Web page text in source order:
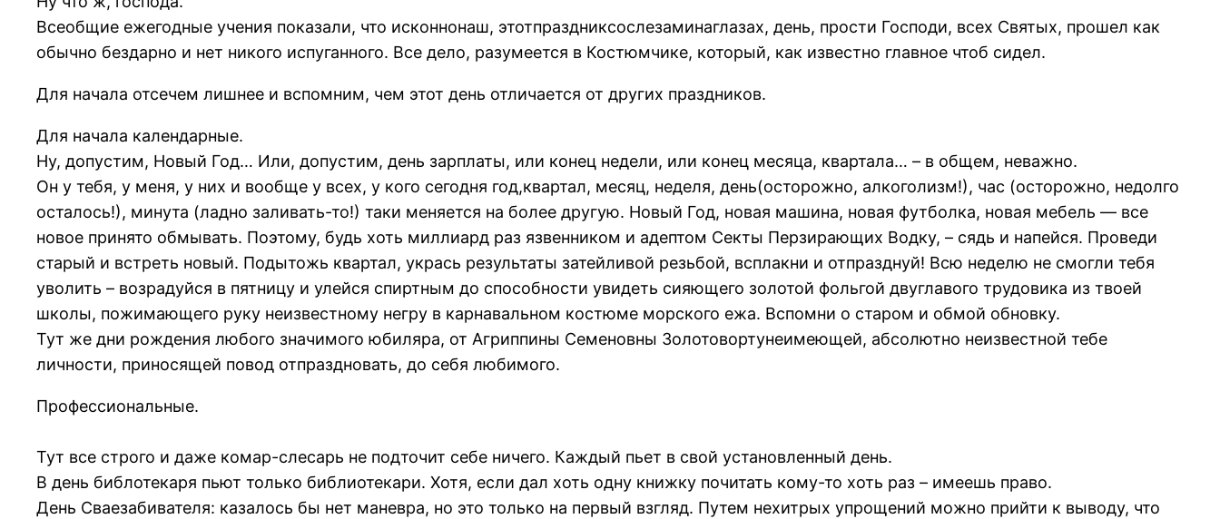
Всеобщие ежегодные учения показали, что исконнонаш, этотпраздниксослезаминаглазах, день, прости Господи, всех Святых, прошел как
обычно бездарно и нет никого испуганного. Все дело, разумеется в Костюмчике, который, как известно главное чтоб сидел.
Для начала отсечем лишнее и вспомним, чем этот день отличается от других праздников.
Для начала календарные.
Ну, допустим, Новый Год… Или, допустим, день зарплаты, или конец недели, или конец месяца, квартала… – в общем, неважно.
Он у тебя, у меня, у них и вообще у всех, у кого сегодня год,квартал, месяц, неделя, день(осторожно, алкоголизм!), час (осторожно, недолго
осталось!), минута (ладно заливать-то!) таки меняется на более другую. Новый Год, новая машина, новая футболка, новая мебель — все
новое принято обмывать. Поэтому, будь хоть миллиард раз язвенником и адептом Секты Перзирающих Водку, – сядь и напейся. Проведи
старый и встреть новый. Подытожь квартал, укрась результаты затейливой резьбой, всплакни и отпразднуй! Всю неделю не смогли тебя
уволить – возрадуйся в пятницу и улейся спиртным до способности увидеть сияющего золотой фольгой двуглавого трудовика из твоей
школы, пожимающего руку неизвестному негру в карнавальном костюме морского ежа. Вспомни о старом и обмой обновку.
Тут же дни рождения любого значимого юбиляра, от Агриппины Семеновны Золотовортунеимеющей, абсолютно неизвестной тебе
личности, приносящей повод отпраздновать, до себя любимого.
Профессиональные.
Тут все строго и даже комар-слесарь не подточит себе ничего. Каждый пьет в свой установленный день.
В день библотекаря пьют только библиотекари. Хотя, если дал хоть одну книжку почитать кому-то хоть раз – имеешь право.
День Сваезабивателя: казалось бы нет маневра, но это только на первый взгляд. Путем нехитрых упрощений можно прийти к выводу, что